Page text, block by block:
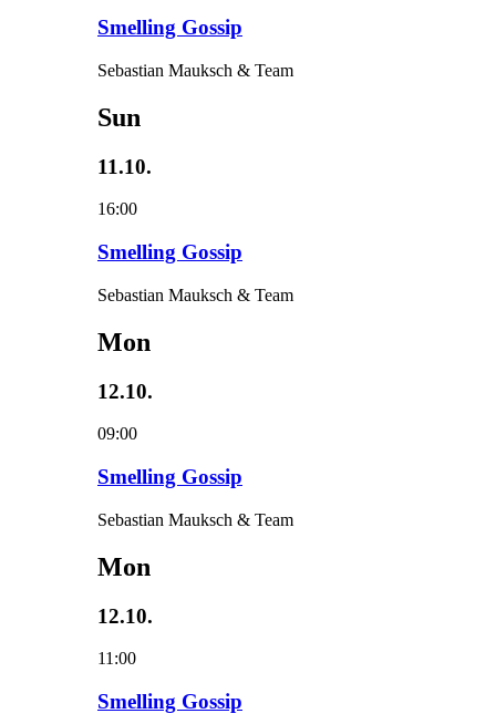
Smelling Gossip
Sebastian Mauksch & Team
Sun
11.10.
16:00
Smelling Gossip
Sebastian Mauksch & Team
Mon
12.10.
09:00
Smelling Gossip
Sebastian Mauksch & Team
Mon
12.10.
11:00
Smelling Gossip